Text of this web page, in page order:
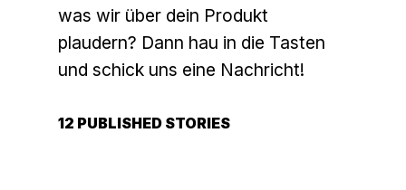
was wir über dein Produkt
plaudern? Dann hau in die Tasten
und schick uns eine Nachricht!
12 PUBLISHED STORIES